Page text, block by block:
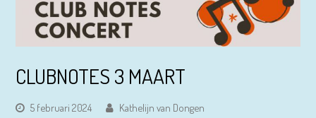
CLUBNOTES 3 MAART
5 februari 2024
Kathelijn van Dongen